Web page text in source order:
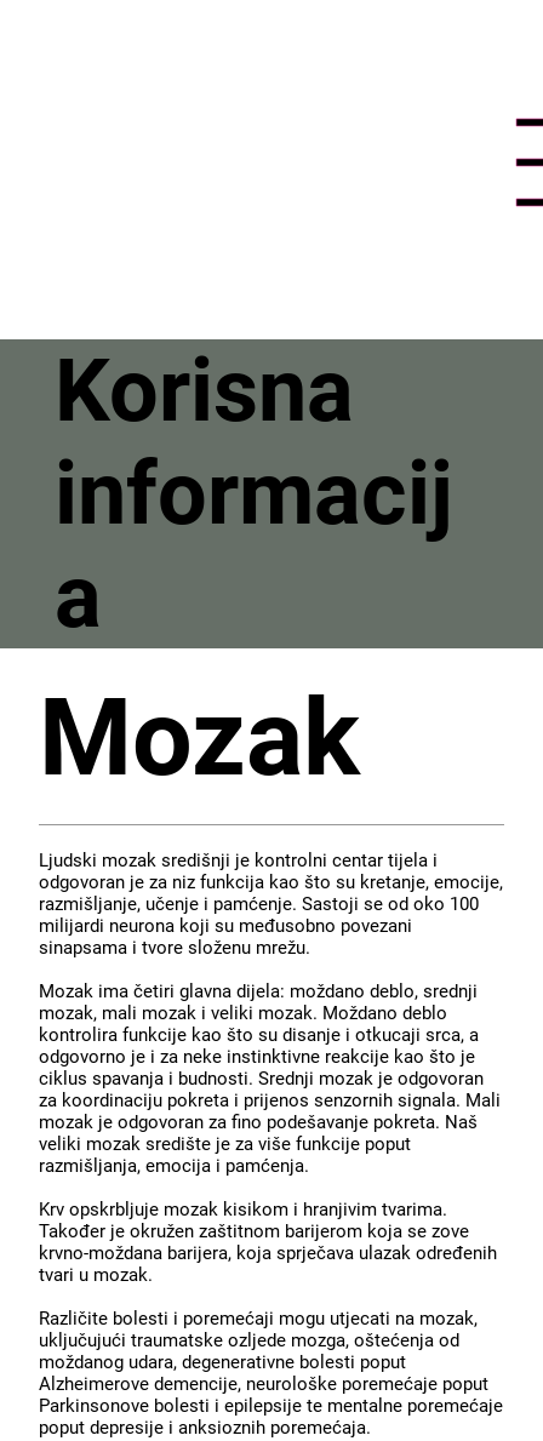
Korisna
informacij
a
Mozak
Ljudski mozak središnji je kontrolni centar tijela i
odgovoran je za niz funkcija kao što su kretanje, emocije,
razmišljanje, učenje i pamćenje. Sastoji se od oko 100
milijardi neurona koji su međusobno povezani
sinapsama i tvore složenu mrežu.
Mozak ima četiri glavna dijela: moždano deblo, srednji
mozak, mali mozak i veliki mozak. Moždano deblo
kontrolira funkcije kao što su disanje i otkucaji srca, a
odgovorno je i za neke instinktivne reakcije kao što je
ciklus spavanja i budnosti. Srednji mozak je odgovoran
za koordinaciju pokreta i prijenos senzornih signala. Mali
mozak je odgovoran za fino podešavanje pokreta. Naš
veliki mozak središte je za više funkcije poput
razmišljanja, emocija i pamćenja.
Krv opskrbljuje mozak kisikom i hranjivim tvarima.
Također je okružen zaštitnom barijerom koja se zove
krvno-moždana barijera, koja sprječava ulazak određenih
tvari u mozak.
Različite bolesti i poremećaji mogu utjecati na mozak,
uključujući traumatske ozljede mozga, oštećenja od
moždanog udara, degenerativne bolesti poput
Alzheimerove demencije, neurološke poremećaje poput
Parkinsonove bolesti i epilepsije te mentalne poremećaje
poput depresije i anksioznih poremećaja.